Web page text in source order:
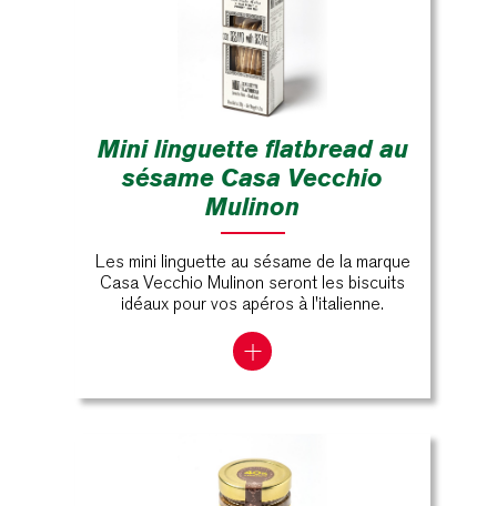
Mini linguette flatbread au
sésame Casa Vecchio
Mulinon
Les mini linguette au sésame de la marque
Casa Vecchio Mulinon seront les biscuits
idéaux pour vos apéros à l'italienne.